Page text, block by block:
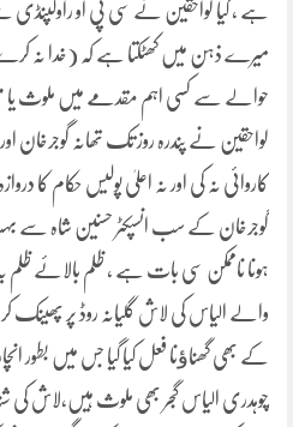
ہے ، کیا لواحقین نے سی پی او راولپنڈی
میرے ذہن میں کھٹکتا ہے کہ (خدا نہ کرے)
حوالے سے کسی اہم مقدمے میں ملوث یا
لواحقین نے پندرہ روز تک تھانہ گوجرخان
کاروائی نہ کی اور نہ اعلیٰ پولیس حکام کا
گوجرخان کے سب انسپکٹر حسنین شاہ سے
ہونا ناممکن سی بات ہے ، ظلم بالائے
والے الیاس کی لاش گلیانہ روڈ پر پھینک
کے بھی گھناﺅنا فعل کیا گیا جس میں بطور
چوہدری الیاس گجر بھی ملوث ہیں،لاش کی